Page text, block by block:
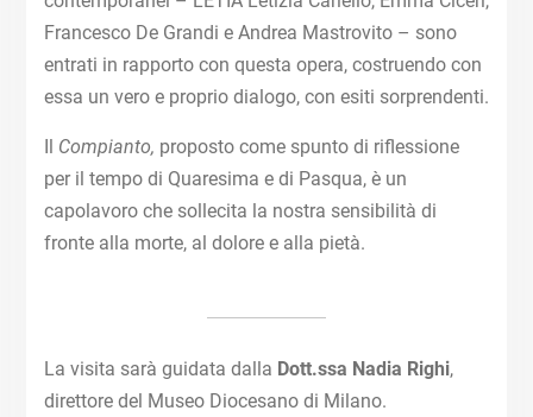
Francesco De Grandi e Andrea Mastrovito – sono
entrati in rapporto con questa opera, costruendo con
essa un vero e proprio dialogo, con esiti sorprendenti.
Compianto, proposto come spunto di riflessione
per il tempo di Quaresima e di Pasqua, è un
capolavoro che sollecita la nostra sensibilità di
fronte alla morte, al dolore e alla pietà.
La visita sarà guidata dalla Dott.ssa Nadia Righi,
direttore del Museo Diocesano di Milano.